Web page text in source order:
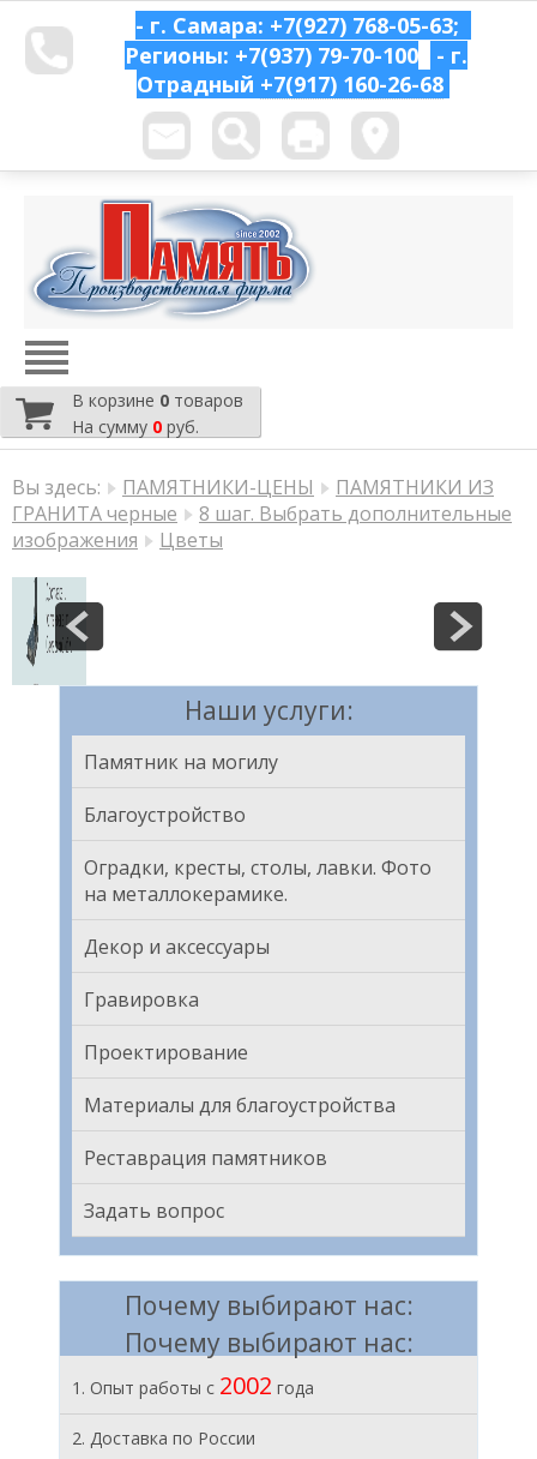
- г. Самара: +7(927) 768-05-63;
Регионы: +7(937) 79-70-100
- г.
Отрадный +7(917) 160-26-68
В корзине 0 товаров
На сумму 0 руб.
Вы здесь: ПАМЯТНИКИ-ЦЕНЫ
ПАМЯТНИКИ ИЗ
ГРАНИТА черные
8 шаг. Выбрать дополнительные
изображения
Цветы
Наши услуги:
Памятник на могилу
Благоустройство
Оградки, кресты, столы, лавки. Фото
на металлокерамике.
Декор и аксессуары
Гравировка
Проектирование
Материалы для благоустройства
Реставрация памятников
Задать вопрос
Почему выбирают нас:
Почему выбирают нас:
1. Опыт работы с 2002 года
2. Доставка по России